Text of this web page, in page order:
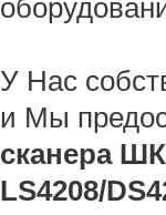
У Нас
и Мы
сканера
LS4208/